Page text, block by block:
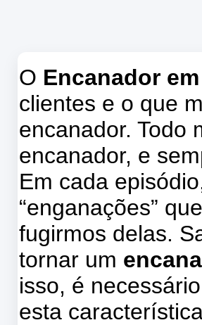
O Encanador
clientes e o que
encanador. Todo
encanador, e
Em cada
“enganações”
fugirmos delas.
tornar um
isso, é
esta